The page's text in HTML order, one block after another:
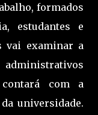
formados
estudantes e
vai examinar a
com a
universidade.